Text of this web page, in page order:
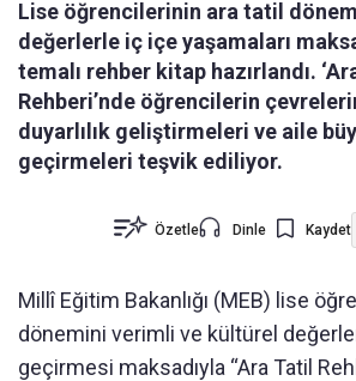
Lise öğrencilerinin ara tatil
değerlerle iç içe yaşamaları
temalı rehber kitap hazırlandı.
Rehberi’nde öğrencilerin
duyarlılık geliştirmeleri ve aile
geçirmeleri teşvik ediliyor.
Özetle Dinle Kaydet
Millî Eğitim Bakanlığı (MEB) lise
dönemini verimli ve kültürel
geçirmesi maksadıyla “Ara Tatil